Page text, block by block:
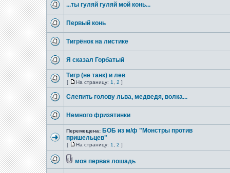
...ты гуляй гуляй мой конь...
Первый конь
Тигрёнок на листике
Я сказал Горбатый
Тигр (не танк) и лев
[ На страницу: 1 2 ]
Слепить голову льва, медведя, волка...
Немного фризятинки
Перемещена: БОБ из м/ф "Монстры против
пришельцев"
[ На страницу: 1 2 ]
моя первая лошадь